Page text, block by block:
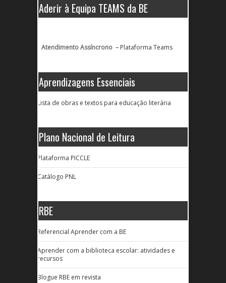
Aderir à Equipa TEAMS da BE
Atendimento Assíncrono – Plataforma Teams
Aprendizagens Essenciais
Lista de obras e textos para educação literária
Plano Nacional de Leitura
Plataforma PICCLE
Catálogo PNL
RBE
Referencial Aprender com a BE
Aprender com a biblioteca escolar: atividades e
recursos
Blogue RBE em revista